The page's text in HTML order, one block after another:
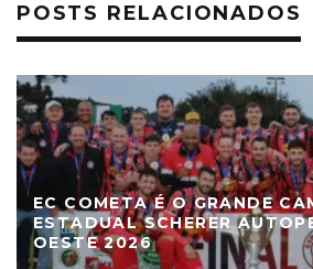
POSTS RELACIONADOS
EC COMETA É O GRANDE
ESTADUAL SCHERER
OESTE 2026